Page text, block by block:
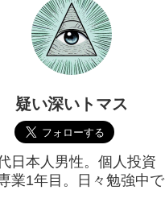
疑い深いトマス
日本人男性。個人投資
業1年目。日々勉強中で